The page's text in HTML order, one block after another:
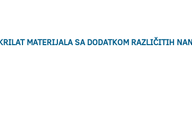
MATERIJALA SA DODATKOM RAZLIČITIH